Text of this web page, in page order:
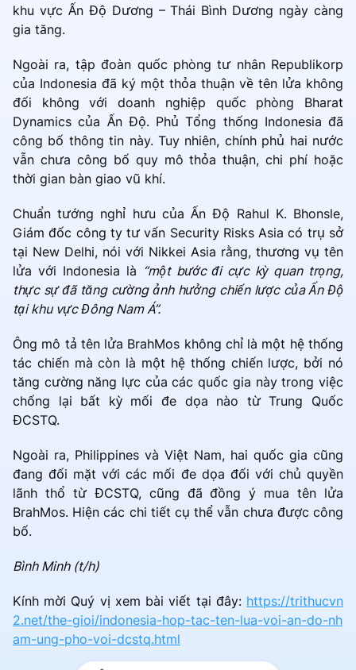
khu vực Ấn Độ Dương – Thái Bình Dương ngày càng
gia tăng.
Ngoài ra, tập đoàn quốc phòng tư nhân Republikorp
của Indonesia đã ký một thỏa thuận về tên lửa không
đối không với doanh nghiệp quốc phòng Bharat
Dynamics của Ấn Độ. Phủ Tổng thống Indonesia đã
công bố thông tin này. Tuy nhiên, chính phủ hai nước
vẫn chưa công bố quy mô thỏa thuận, chi phí hoặc
thời gian bàn giao vũ khí.
Chuẩn tướng nghỉ hưu của Ấn Độ Rahul K. Bhonsle,
Giám đốc công ty tư vấn Security Risks Asia có trụ sở
tại New Delhi, nói với Nikkei Asia rằng, thương vụ tên
lửa với Indonesia là “một bước đi cực kỳ quan trọng,
thực sự đã tăng cường ảnh hưởng chiến lược của Ấn Độ
tại khu vực Đông Nam Á”.
Ông mô tả tên lửa BrahMos không chỉ là một hệ thống
tác chiến mà còn là một hệ thống chiến lược, bởi nó
tăng cường năng lực của các quốc gia này trong việc
chống lại bất kỳ mối đe dọa nào từ Trung Quốc
ĐCSTQ.
Ngoài ra, Philippines và Việt Nam, hai quốc gia cũng
đang đối mặt với các mối đe dọa đối với chủ quyền
lãnh thổ từ ĐCSTQ, cũng đã đồng ý mua tên lửa
BrahMos. Hiện các chi tiết cụ thể vẫn chưa được công
bố.
Bình Minh (t/h)
Kính mời Quý vị xem bài viết tại đây: https://trithucvn
2.net/the-gioi/indonesia-hop-tac-ten-lua-voi-an-do-nh
am-ung-pho-voi-dcstq.html